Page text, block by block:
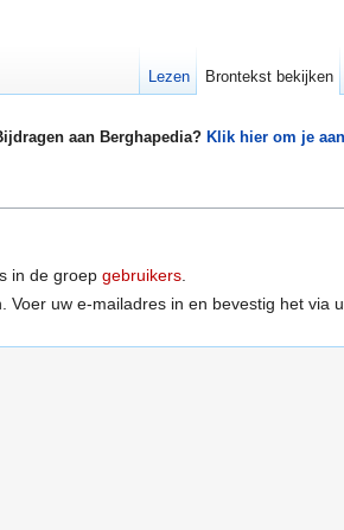
aan Berghapedia? Klik hier om je
in de groepgebruikers.
Voer uw e-mailadres in en bevestig het via
Lezen Brontekst bekijken